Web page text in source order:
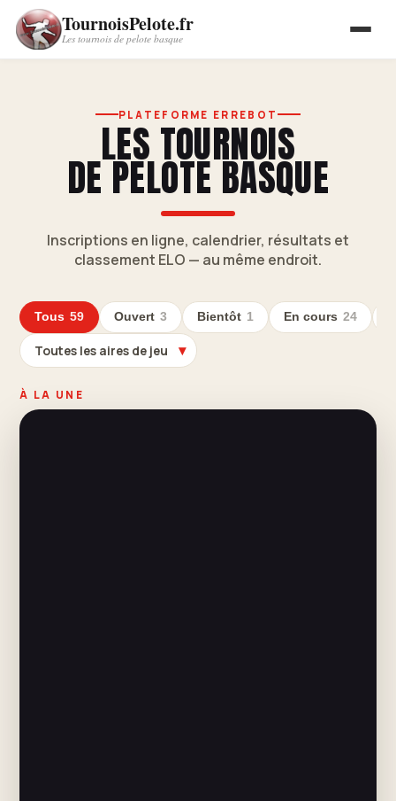
TournoisPelote.fr
Les tournois de pelote basque
Inscriptions
Connexion
PLATEFORME ERREBOT
LES TOURNOIS
DE PELOTE BASQUE
Inscriptions en ligne, calendrier, résultats et
classement ELO — au même endroit.
Tous 59 Ouvert 3 Bientôt 1 En cours 24
À LA UNE